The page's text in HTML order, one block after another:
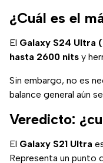
¿Cuál es el
El Galaxy S24 Ultra
hasta 2600 nits y
Sin embargo, no es
balance general aún
Veredicto:
El Galaxy S21 Ultra
Representa un punto